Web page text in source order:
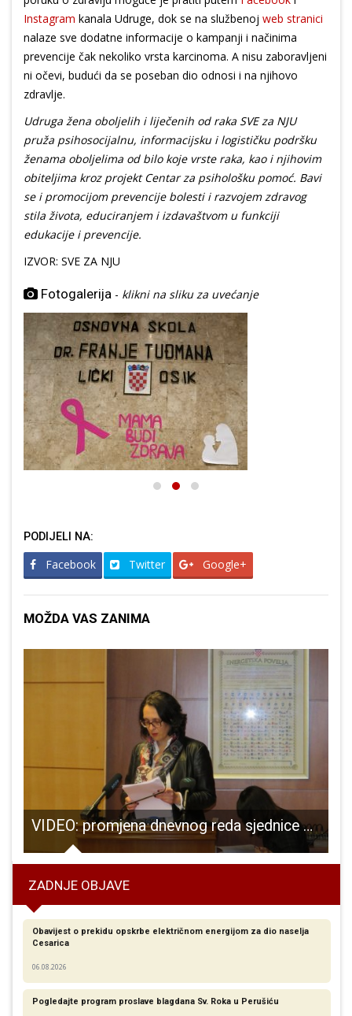
Instagram kanala Udruge, dok se na službenoj web stranici
nalaze sve dodatne informacije o kampanji i načinima
prevencije čak nekoliko vrsta karcinoma. A nisu zaboravljeni
ni očevi, budući da se poseban dio odnosi i na njihovo
zdravlje.
Udruga žena oboljelih i liječenih od raka SVE za NJU
pruža psihosocijalnu, informacijsku i logističku podršku
ženama oboljelima od bilo koje vrste raka, kao i njihovim
obiteljima kroz projekt Centar za psihološku pomoć. Bavi
se i promocijom prevencije bolesti i razvojem zdravog
stila života, educiranjem i izdavaštvom u funkciji
edukacije i prevencije.
IZVOR: SVE ZA NJU
Fotogalerija - klikni na sliku za uvećanje
PODIJELI NA:
Facebook Twitter Google+
MOŽDA VAS ZANIMA
VIDEO: promjena dnevnog reda sjednice Vijeća grada Gospića 22.studeni 2019.
ZADNJE OBJAVE
Obavijest o prekidu opskrbe električnom energijom za dio naselja
Cesarica
06.08.2026
Pogledajte program proslave blagdana Sv. Roka u Perušiću